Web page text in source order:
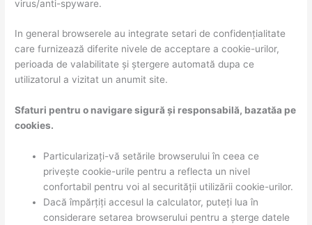
virus/anti-spyware.
In general browserele au integrate setari de confidențialitate
care furnizează diferite nivele de acceptare a cookie-urilor,
perioada de valabilitate și ștergere automată dupa ce
utilizatorul a vizitat un anumit site.
Sfaturi pentru o navigare sigură și responsabilă, bazatăa pe
cookies.
Particularizați-vă setările browserului în ceea ce
privește cookie-urile pentru a reflecta un nivel
confortabil pentru voi al securității utilizării cookie-urilor.
Dacă împărțiți accesul la calculator, puteți lua în
considerare setarea browserului pentru a șterge datele